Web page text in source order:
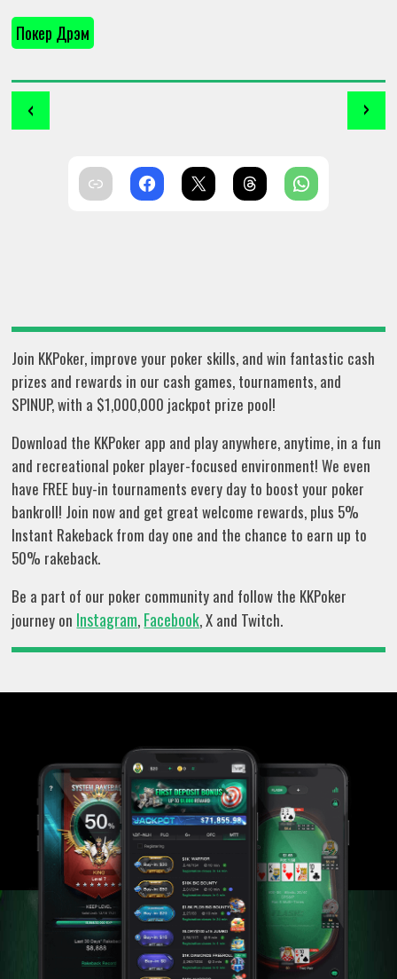
Покер Дүрэм
‹ ›
Join KKPoker, improve your poker skills, and win fantastic cash
prizes and rewards in our cash games, tournaments, and
SPINUP, with a $1,000,000 jackpot prize pool!
Download the KKPoker app and play anywhere, anytime, in a fun
and recreational poker player-focused environment! We even
have FREE buy-in tournaments every day to boost your poker
bankroll! Join now and get great welcome rewards, plus 5%
Instant Rakeback from day one and the chance to earn up to
50% rakeback.
Be a part of our poker community and follow the KKPoker
journey on Instagram, Facebook, X and Twitch.